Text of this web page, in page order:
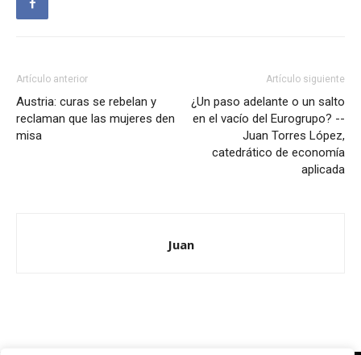
Artículo anterior
Austria: curas se rebelan y
reclaman que las mujeres den
misa
Artículo siguiente
¿Un paso adelante o un salto
en el vacío del Eurogrupo? --
Juan Torres López,
catedrático de economía
aplicada
Juan